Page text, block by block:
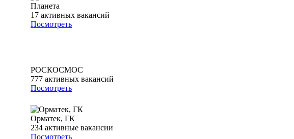
Планета
17 активных вакансий
Посмотреть
РОСКОСМОС
777 активных вакансий
Посмотреть
Орматек, ГК
234 активные вакансии
Посмотреть